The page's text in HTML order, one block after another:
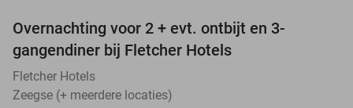
Overnachting voor 2 + evt. ontbijt en 3-
gangendiner bij Fletcher Hotels
Fletcher Hotels
Zeegse (+ meerdere locaties)